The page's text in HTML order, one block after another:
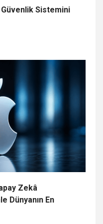
Sistemini
Zekâ
Dünyanın En